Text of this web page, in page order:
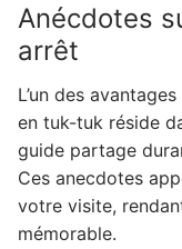
Anécdotes
arrêt
L’un des
en tuk-tuk réside
guide partage
Ces anecdotes
votre visite,
mémorable.